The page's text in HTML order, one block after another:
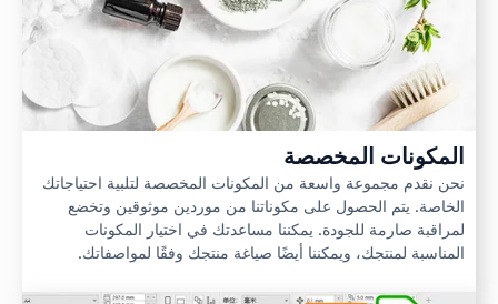
المكونات المخصصة
نحن نقدم مجموعة واسعة من المكونات المخصصة لتلبية احتياجاتك
الخاصة. يتم الحصول على مكوناتنا من موردين موثوقين وتخضع
لمراقبة صارمة للجودة. يمكننا مساعدتك في اختيار المكونات
المناسبة لمنتجك، ويمكننا أيضًا صياغة منتجك وفقًا لمواصفاتك.